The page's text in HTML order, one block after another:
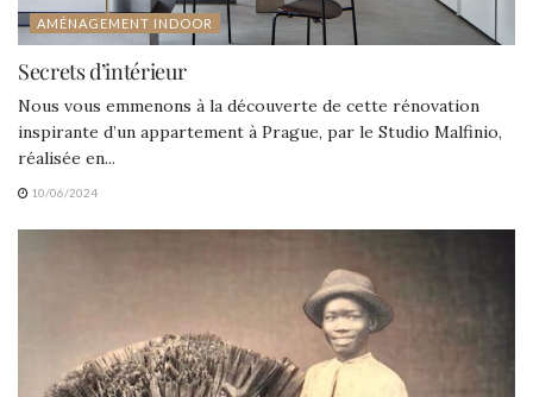
AMÉNAGEMENT INDOOR
Secrets d’intérieur
Nous vous emmenons à la découverte de cette rénovation
inspirante d’un appartement à Prague, par le Studio Malfinio,
réalisée en...
10/06/2024